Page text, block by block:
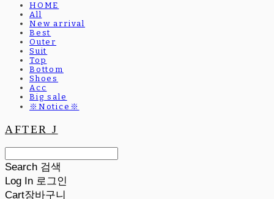
HOME
All
New arrival
Best
Outer
Suit
Top
Bottom
Shoes
Acc
Big sale
※Notice※
AFTER J
Search 검색
Log In 로그인
Cart장바구니